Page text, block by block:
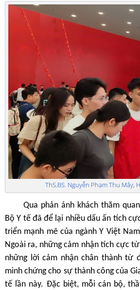
ThS.BS. Nguyễn Phạm Thu Mây,
Qua phản ánh khách thăm
Bộ Y tế đã để lại nhiều dấu ấn tích
triển mạnh mẽ của ngành Y Việt
Ngoài ra, những cảm nhận tích cực
những lời cảm nhận chân thành từ
minh chứng cho sự thành công của
tế lần này. Đặc biệt, mỗi cán bộ,